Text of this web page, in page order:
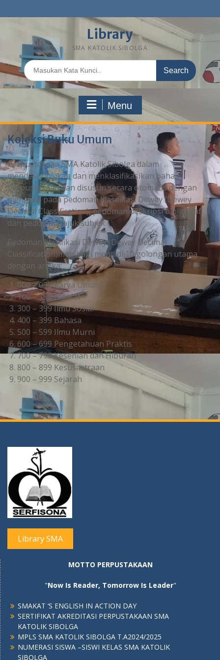
Library
SMA KATOLIK SIBOLGA
Menu
Koleksi Buku Umum
Perpustakaan SMA Katolik Sibolga dalam
mendeskripsikan dan menklasifikasikan bahan
perpustakaan dan disusun secara otomatis dengan
mengacu pada pedoman klasifikasi Dewey (Dewey
Decimal Classification), pedoman deskripsi bibliografi
dan pedoman tajuk subjek.
Pedoman klasifikasi Dewey (Dewey Decimal
Classification)membagi menjadi 10 golongan utama
dengan angka:
000 – 099 Karya Umum
100 – 199 Filsafat
300 – 399 Ilmu Sosial
400 – 399 Bahasa
500 – 599 Ilmu Murni
600 – 699 Pengetahuan Praktis
700 – 799 Kesenian dan Hiburan
800 – 899 Kesusastraan
900 – 999 Sejarah
Library SMA
MOTTO PERPUSTAKAAN
"Now Is Reader, Tomorrow Is Leader"
SMAKAT ‘S ENGLISH IN ACTION DAY
SERTIFIKAT AKREDITASI PERPUSTAKAAN SMA
KATOLIK SIBOLGA
MPLS SMA KATOLIK SIBOLGA T.A2024/2025
NUMERASI SISWA –SISWI KELAS SMA KATOLIK
SIBOLGA